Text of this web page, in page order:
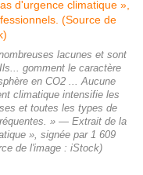
lacunes et sont
gomment le caractère
en CO2 ... Aucune
climatique intensifie les
et toutes les types de
» — Extrait de la
», signée par 1 609
de l'image : iStock)